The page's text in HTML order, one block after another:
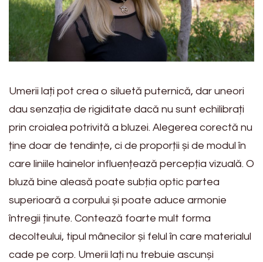
Umerii lați pot crea o siluetă puternică, dar uneori
dau senzația de rigiditate dacă nu sunt echilibrați
prin croialea potrivită a bluzei. Alegerea corectă nu
ține doar de tendințe, ci de proporții și de modul în
care liniile hainelor influențează percepția vizuală. O
bluză bine aleasă poate subția optic partea
superioară a corpului și poate aduce armonie
întregii ținute. Contează foarte mult forma
decolteului, tipul mânecilor și felul în care materialul
cade pe corp. Umerii lați nu trebuie ascunși